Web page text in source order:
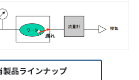
製品ラインナップ